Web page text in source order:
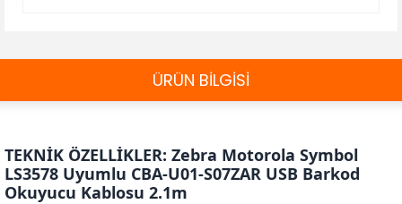
ÜRÜN BİLGİSİ
TEKNİK ÖZELLİKLER: Zebra Motorola Symbol
LS3578 Uyumlu CBA-U01-S07ZAR USB Barkod
Okuyucu Kablosu 2.1m